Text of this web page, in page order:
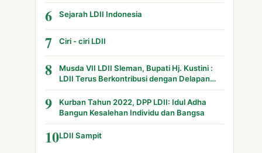
6 Sejarah LDII Indonesia
7 Ciri - ciri LDII
8
Musda VII LDII Sleman, Bupati Hj. Kustini :
LDII Terus Berkontribusi dengan Delapan
Bidang
9
Kurban Tahun 2022, DPP LDII: Idul Adha
Bangun Kesalehan Individu dan Bangsa
10LDII Sampit